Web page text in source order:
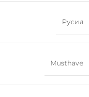
Русия
Musthave